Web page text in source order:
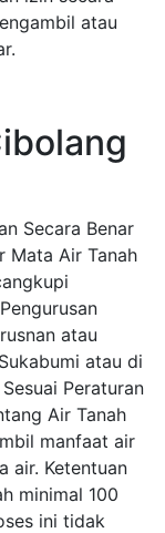
atau
Secara Benar
Mata Air Tanah
atau
atau di
Peraturan
Air Tanah
manfaat air
air. Ketentuan
minimal 100
ini tidak